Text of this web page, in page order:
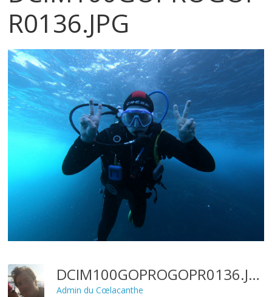
R0136.JPG
DCIM100GOPROGOPR0136.JPG
Admin du Cœlacanthe